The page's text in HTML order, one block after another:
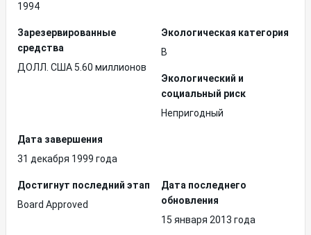
1994
Зарезервированные
средства
ДОЛЛ. США 5.60 миллионов
Экологическая категория
B
Экологический и
социальный риск
Непригодный
Дата завершения
31 декабря 1999 года
Достигнут последний этап
Board Approved
Дата последнего
обновления
15 января 2013 года